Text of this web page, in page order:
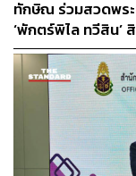
ทักษิณ ร่วมสวดพร
‘พักตร์พิไล ทวีสิน’
หลากวงการร่วมอา